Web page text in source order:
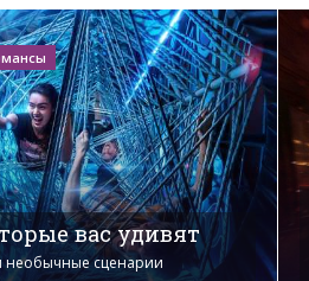
вас удивят
сценарии